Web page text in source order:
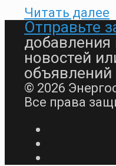
Читать далее
Отправьте
новостей
объявлений
© 2026
Все права